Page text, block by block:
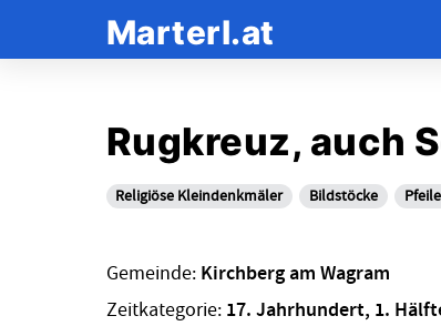
Marterl.at
Rugkreuz, auch
Religiöse Kleindenkmäler Bildstöcke
Gemeinde: Kirchberg am Wagram
Zeitkategorie: 17. Jahrhundert, 1.